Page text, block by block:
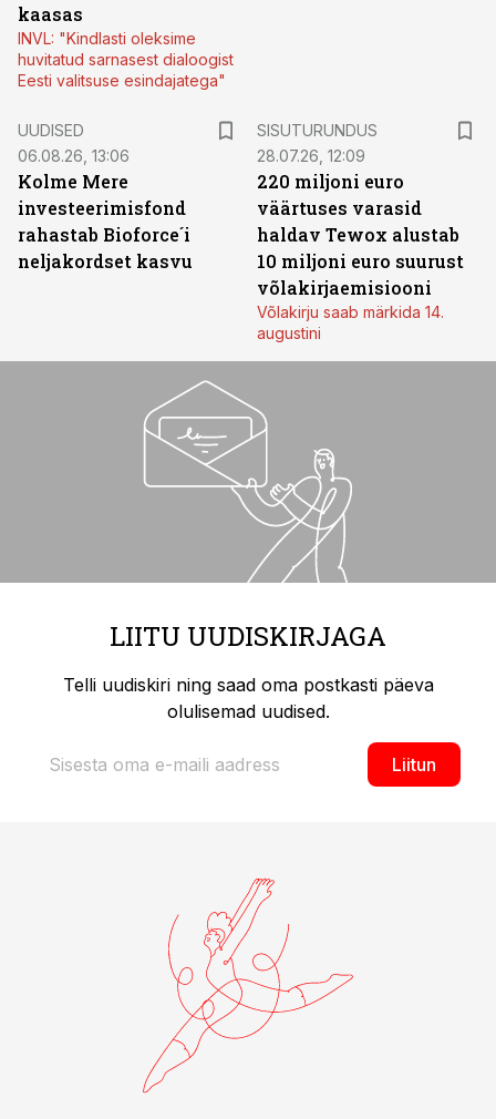
kaasas
INVL: "Kindlasti oleksime
huvitatud sarnasest dialoogist
Eesti valitsuse esindajatega"
UUDISED
06.08.26, 13:06
Kolme Mere
investeerimisfond
rahastab Bioforce´i
neljakordset kasvu
SISUTURUNDUS
28.07.26, 12:09
220 miljoni euro
väärtuses varasid
haldav Tewox alustab
10 miljoni euro suurust
võlakirjaemisiooni
Võlakirju saab märkida 14.
augustini
LIITU UUDISKIRJAGA
Telli uudiskiri ning saad oma postkasti päeva
olulisemad uudised.
Liitun